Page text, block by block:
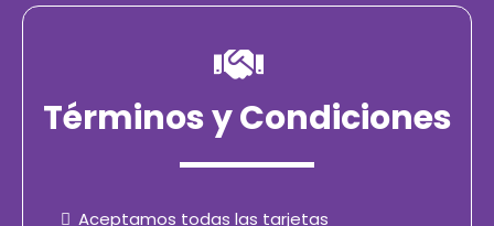
Términos y Condiciones
Aceptamos todas las tarjetas